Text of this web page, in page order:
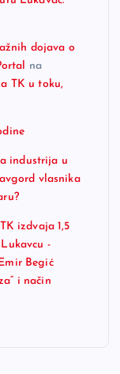
dojava o
na
TK u toku,
industrija u
vlasnika
izdvaja 1,5
-
Begić
i način